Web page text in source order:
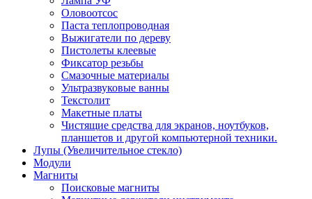
Оловоотсос
Паста теплопроводная
Выжигатели по дереву
Пистолеты клеевые
Фиксатор резьбы
Смазочные материалы
Ультразвуковые ванны
Текстолит
Макетные платы
Чистящие средства для экранов, ноутбуков,
планшетов и другой компьютерной техники.
Лупы (Увеличительное стекло)
Модули
Магниты
Поисковые магниты